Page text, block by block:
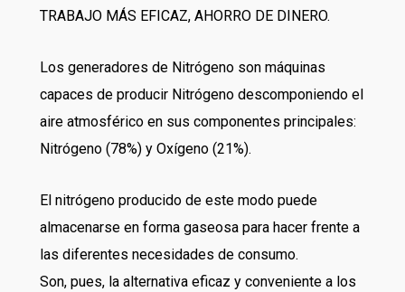
TRABAJO MÁS EFICAZ, AHORRO DE DINERO.
Los generadores de Nitrógeno son máquinas
capaces de producir Nitrógeno descomponiendo el
aire atmosférico en sus componentes principales:
Nitrógeno (78%) y Oxígeno (21%).
El nitrógeno producido de este modo puede
almacenarse en forma gaseosa para hacer frente a
las diferentes necesidades de consumo.
Son, pues, la alternativa eficaz y conveniente a los